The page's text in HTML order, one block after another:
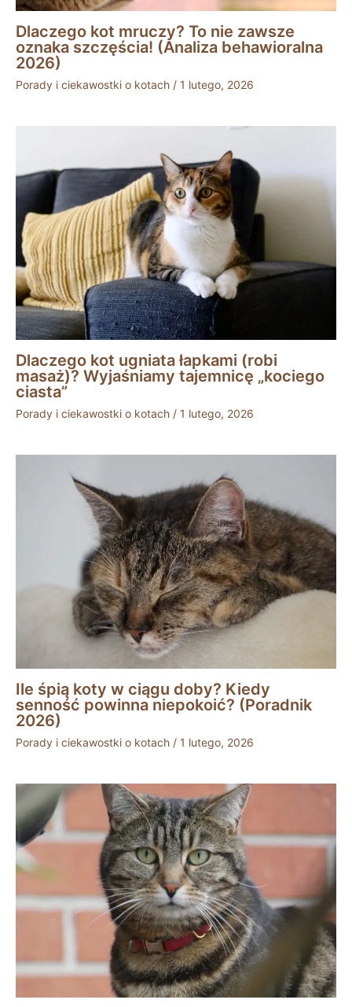
Dlaczego kot mruczy? To nie zawsze
oznaka szczęścia! (Analiza behawioralna
2026)
Porady i ciekawostki o kotach / 1 lutego, 2026
Dlaczego kot ugniata łapkami (robi
masaż)? Wyjaśniamy tajemnicę „kociego
ciasta”
Porady i ciekawostki o kotach / 1 lutego, 2026
Ile śpią koty w ciągu doby? Kiedy
senność powinna niepokoić? (Poradnik
2026)
Porady i ciekawostki o kotach / 1 lutego, 2026